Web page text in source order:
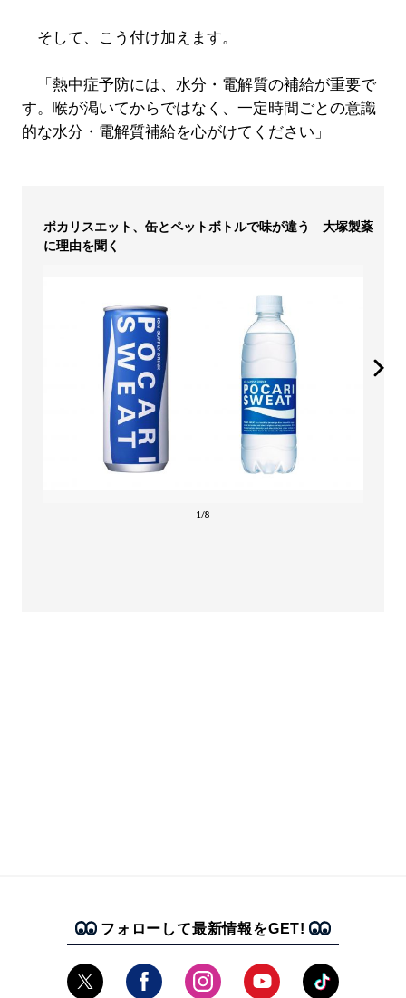
そして、こう付け加えます。
「熱中症予防には、水分・電解質の補給が重要で
す。喉が渇いてからではなく、一定時間ごとの意識
的な水分・電解質補給を心がけてください」
ポカリスエット、缶とペットボトルで味が違う 大塚製薬
に理由を聞く
1/8
フォローして最新情報をGET!